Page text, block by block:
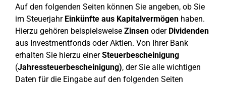
Auf den folgenden Seiten können Sie angeben, ob Sie
im SteuerjahrEinkünfte aus Kapitalvermögen haben.
Hierzu gehören beispielsweise Zinsen oder Dividenden
aus Investmentfonds oder Aktien. Von Ihrer Bank
erhalten Sie hierzu einerSteuerbescheinigung
(Jahressteuerbescheinigung), der Sie alle wichtigen
Daten für die Eingabe auf den folgenden Seiten